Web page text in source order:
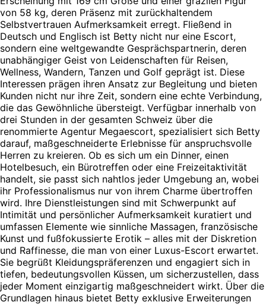
von 58 kg, deren Präsenz mit zurückhaltendem
Selbstvertrauen Aufmerksamkeit erregt. Fließend in
Deutsch und Englisch ist Betty nicht nur eine Escort,
sondern eine weltgewandte Gesprächspartnerin, deren
unabhängiger Geist von Leidenschaften für Reisen,
Wellness, Wandern, Tanzen und Golf geprägt ist. Diese
Interessen prägen ihren Ansatz zur Begleitung und bieten
Kunden nicht nur ihre Zeit, sondern eine echte Verbindung,
die das Gewöhnliche übersteigt. Verfügbar innerhalb von
drei Stunden in der gesamten Schweiz über die
renommierte Agentur Megaescort, spezialisiert sich Betty
darauf, maßgeschneiderte Erlebnisse für anspruchsvolle
Herren zu kreieren. Ob es sich um ein Dinner, einen
Hotelbesuch, ein Bürotreffen oder eine Freizeitaktivität
handelt, sie passt sich nahtlos jeder Umgebung an, wobei
ihr Professionalismus nur von ihrem Charme übertroffen
wird. Ihre Dienstleistungen sind mit Schwerpunkt auf
Intimität und persönlicher Aufmerksamkeit kuratiert und
umfassen Elemente wie sinnliche Massagen, französische
Kunst und fußfokussierte Erotik – alles mit der Diskretion
und Raffinesse, die man von einer Luxus-Escort erwartet.
Sie begrüßt Kleidungspräferenzen und engagiert sich in
tiefen, bedeutungsvollen Küssen, um sicherzustellen, dass
jeder Moment einzigartig maßgeschneidert wirkt. Über die
Grundlagen hinaus bietet Betty exklusive Erweiterungen